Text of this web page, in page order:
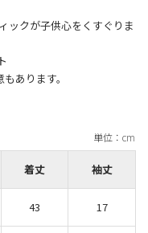
ックが子供心をくすぐりま
あります。
着丈 袖丈
43 17